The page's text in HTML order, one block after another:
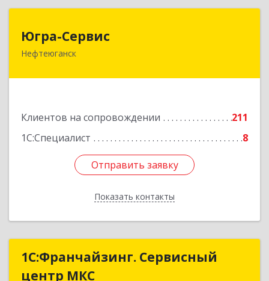
Югра-Сервис
Нефтеюганск
Клиентов на сопровождении
211
1С:Специалист
8
Отправить заявку
Показать контакты
628303, Ханты-Мансийский Автономный округ
Подробнее
Отправить заявку
Назад
1С:Франчайзинг. Сервисный
центр МКС
1С:Франчайзинг. Сервисный